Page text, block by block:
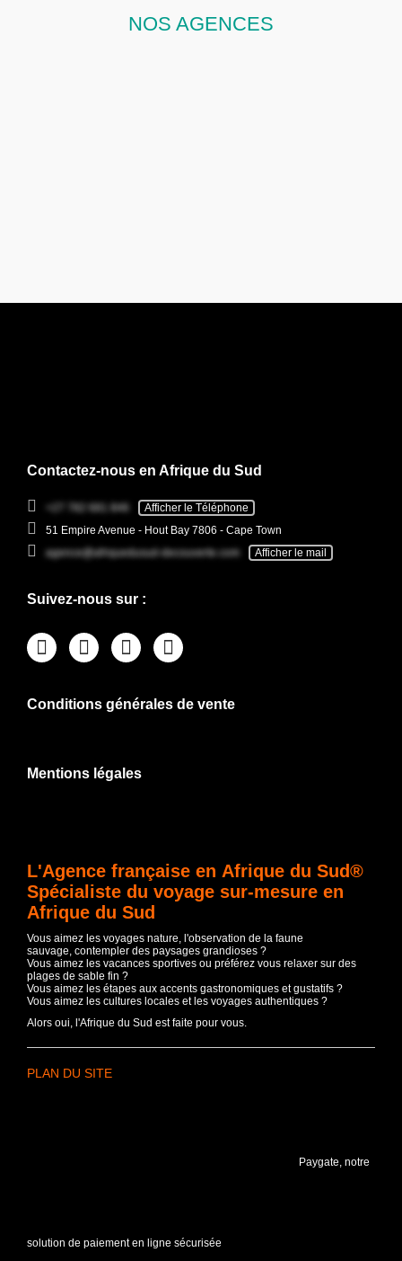
NOS AGENCES
Contactez-nous en Afrique du Sud
+27 782 681 846
Afficher le Téléphone
51 Empire Avenue - Hout Bay 7806 - Cape Town
agence@afriquedusud-decouverte.com
Afficher le mail
Suivez-nous sur :
Conditions générales de vente
Mentions légales
L'Agence française en Afrique du Sud®
Spécialiste du voyage sur-mesure en
Afrique du Sud
Vous aimez les voyages nature, l'observation de la faune
sauvage, contempler des paysages grandioses ?
Vous aimez les vacances sportives ou préférez vous relaxer sur des
plages de sable fin ?
Vous aimez les étapes aux accents gastronomiques et gustatifs ?
Vous aimez les cultures locales et les voyages authentiques ?
Alors oui, l'Afrique du Sud est faite pour vous.
PLAN DU SITE
Paygate, notre
solution de paiement en ligne sécurisée